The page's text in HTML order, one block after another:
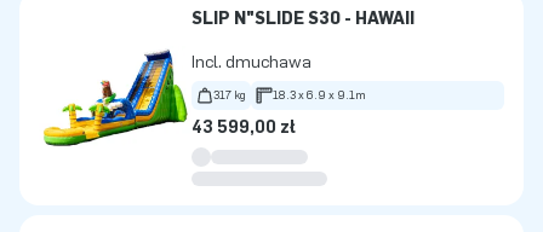
SLIP N"SLIDE S30 - HAWAII
Incl. dmuchawa
317 kg 18.3 x 6.9 x 9.1m
43 599,00 zł